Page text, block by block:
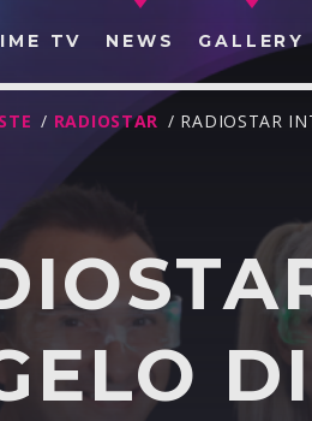
TV NEWS GALLERY
/ RADIOSTAR / RADIOSTAR